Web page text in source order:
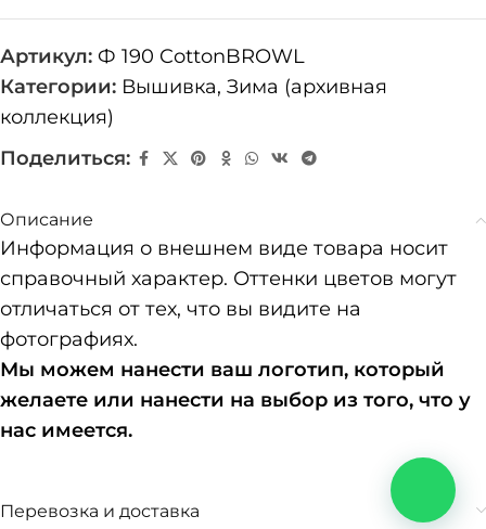
Артикул: Ф 190 CottonBROWL
Категории: Вышивка, Зима (архивная
коллекция)
Поделиться:
Описание
Информация о внешнем виде товара носит
справочный характер. Оттенки цветов могут
отличаться от тех, что вы видите на
фотографиях.
Мы можем нанести ваш логотип, который
желаете или нанести на выбор из того, что у
нас имеется.
Перевозка и доставка